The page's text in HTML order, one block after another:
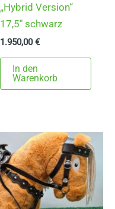
„Hybrid Version“
17,5″ schwarz
1.950,00€
In den
Warenkorb